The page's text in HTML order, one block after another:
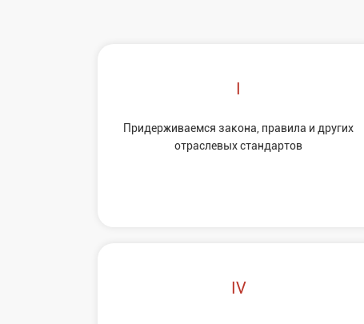
Придерживаемся закона, прaвила и других
отраслевых стандaртов